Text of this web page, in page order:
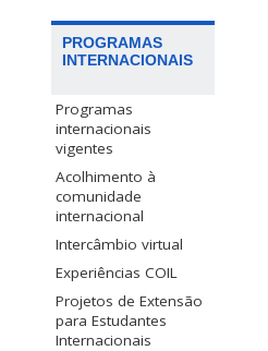
PROGRAMAS
INTERNACIONAIS
Programas
internacionais
vigentes
Acolhimento à
comunidade
internacional
Intercâmbio virtual
Experiências COIL
Projetos de Extensão
para Estudantes
Internacionais